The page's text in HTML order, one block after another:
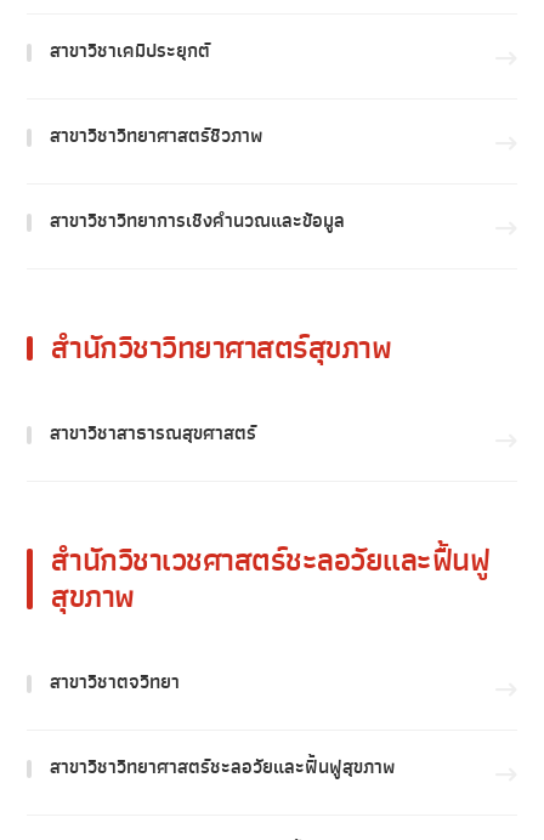
สาขาวิชาเคมีประยุกต์
สาขาวิชาวิทยาศาสตร์ชีวภาพ
สาขาวิชาวิทยาการเชิงคำนวณและข้อมูล
สำนักวิชาวิทยาศาสตร์สุขภาพ
สาขาวิชาสาธารณสุขศาสตร์
สำนักวิชาเวชศาสตร์ชะลอวัยและฟื้นฟู
สุขภาพ
สาขาวิชาตจวิทยา
สาขาวิชาวิทยาศาสตร์ชะลอวัยและฟื้นฟูสุขภาพ